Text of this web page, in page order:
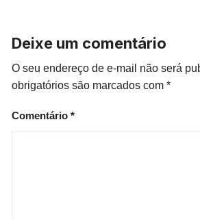
Deixe um comentário
O seu endereço de e-mail não será
obrigatórios são marcados com*
Comentário*